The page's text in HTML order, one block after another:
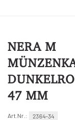
NERA M
47 MM
Art.Nr.: 2364-34